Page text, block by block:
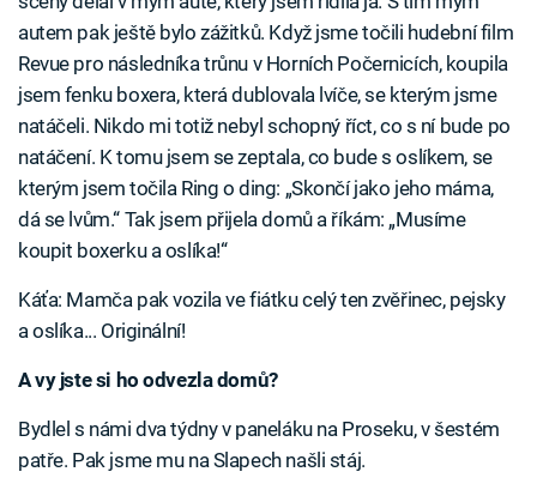
autem pak ještě bylo zážitků. Když jsme točili hudební film
Revue pro následníka trůnu v Horních Počernicích, koupila
jsem fenku boxera, která dublovala lvíče, se kterým jsme
natáčeli. Nikdo mi totiž nebyl schopný říct, co s ní bude po
natáčení. K tomu jsem se zeptala, co bude s oslíkem, se
kterým jsem točila Ring o ding: „Skončí jako jeho máma,
dá se lvům.“ Tak jsem přijela domů a říkám: „Musíme
koupit boxerku a oslíka!“
Káťa: Mamča pak vozila ve fiátku celý ten zvěřinec, pejsky
a oslíka... Originální!
A vy jste si ho odvezla domů?
Bydlel s námi dva týdny v paneláku na Proseku, v šestém
patře. Pak jsme mu na Slapech našli stáj.